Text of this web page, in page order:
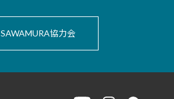
SAWAMURA協力会